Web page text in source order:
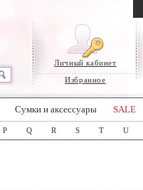
Личный кабинет
Избранное
Сумки и аксессуары SALE
P Q R S T U